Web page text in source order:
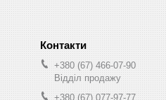
+380 (67) 466-07-90
Відділ продажу
+380 (67) 077-97-77